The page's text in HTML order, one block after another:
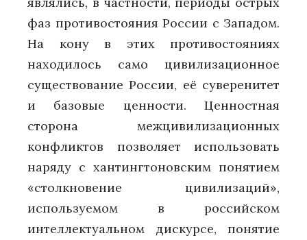
фаз противостояния России с Западом.
На кону в этих противостояниях
находилось само цивилизационное
существование России, её суверенитет
и базовые ценности. Ценностная
сторона межцивилизационных
конфликтов позволяет использовать
наряду с хантингтоновским понятием
«столкновение цивилизаций»,
используемом в российском
интеллектуальном дискурсе, понятие